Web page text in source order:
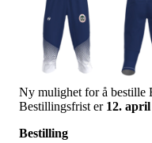
Ny mulighet for å
Bestillingsfrist er 12. april
Bestilling